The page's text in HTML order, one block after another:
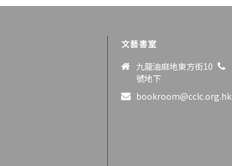
文藝書室
九龍油麻地東方街10
號地下
bookroom@cclc.org.hk